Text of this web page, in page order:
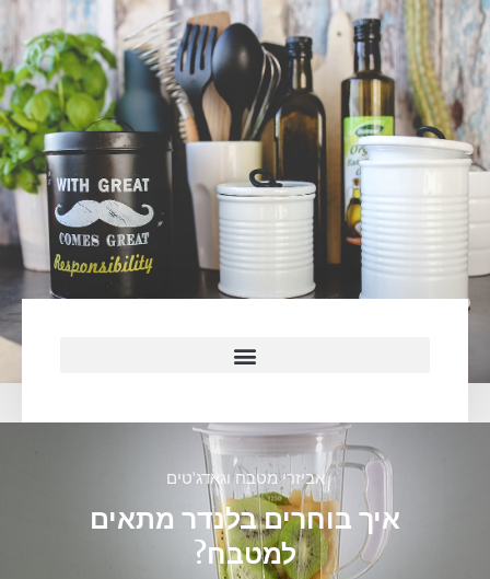
אביזרי מטבח וגאדג'טים
איך בוחרים בלנדר מתאים
למטבח?